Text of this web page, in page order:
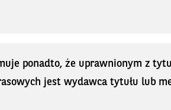
ponadto, że uprawnionym z
jest wydawca tytułu lub